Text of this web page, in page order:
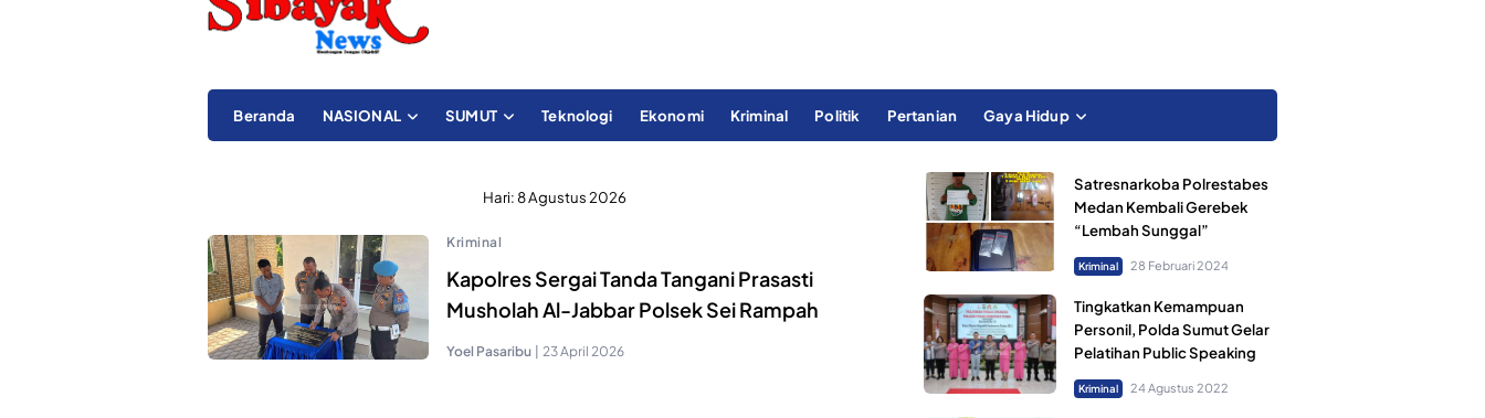
Beranda NASIONAL SUMUT Teknologi Ekonomi Kriminal Politik Pertanian Gaya Hidup
Hari:8 Agustus 2026
Kriminal
Kapolres Sergai Tanda Tangani Prasasti
Musholah Al-Jabbar Polsek Sei Rampah
Yoel Pasaribu 23 April 2026
Satresnarkoba Polrestabes
Medan Kembali Gerebek
“Lembah Sunggal”
Kriminal 28 Februari 2024
Tingkatkan Kemampuan
Personil, Polda Sumut Gelar
Pelatihan Public Speaking
Kriminal 24 Agustus 2022